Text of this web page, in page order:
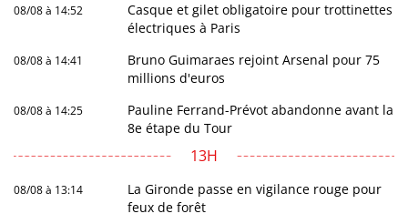
08/08 à 14:52
Casque et gilet obligatoire pour trottinettes
électriques à Paris
08/08 à 14:41
Bruno Guimaraes rejoint Arsenal pour 75
millions d'euros
08/08 à 14:25
Pauline Ferrand-Prévot abandonne avant la
8e étape du Tour
13H
08/08 à 13:14
La Gironde passe en vigilance rouge pour
feux de forêt